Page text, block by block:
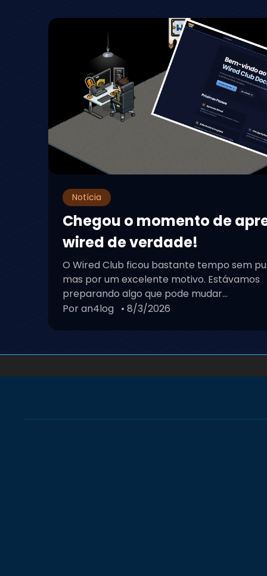
Notícia
Chegou o momento de
wired de verdade!
O Wired Club ficou bastante tempo sem
mas por um excelente motivo. Estávamos
preparando algo que pode mudar...
Por an4log • 8/3/2026